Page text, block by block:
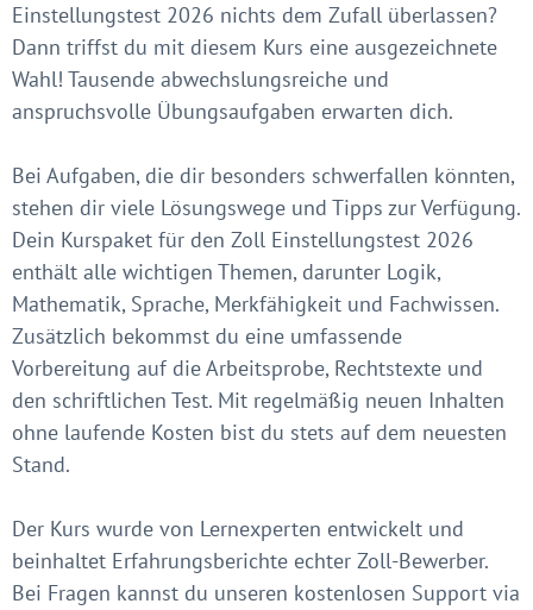
Einstellungstest 2026 nichts dem Zufall überlassen?
Dann triffst du mit diesem Kurs eine ausgezeichnete
Wahl! Tausende abwechslungsreiche und
anspruchsvolle Übungsaufgaben erwarten dich.
Bei Aufgaben, die dir besonders schwerfallen könnten,
stehen dir viele Lösungswege und Tipps zur Verfügung.
Dein Kurspaket für den Zoll Einstellungstest 2026
enthält alle wichtigen Themen, darunter Logik,
Mathematik, Sprache, Merkfähigkeit und Fachwissen.
Zusätzlich bekommst du eine umfassende
Vorbereitung auf die Arbeitsprobe, Rechtstexte und
den schriftlichen Test. Mit regelmäßig neuen Inhalten
ohne laufende Kosten bist du stets auf dem neuesten
Stand.
Der Kurs wurde von Lernexperten entwickelt und
beinhaltet Erfahrungsberichte echter Zoll-Bewerber.
Bei Fragen kannst du unseren kostenlosen Support via